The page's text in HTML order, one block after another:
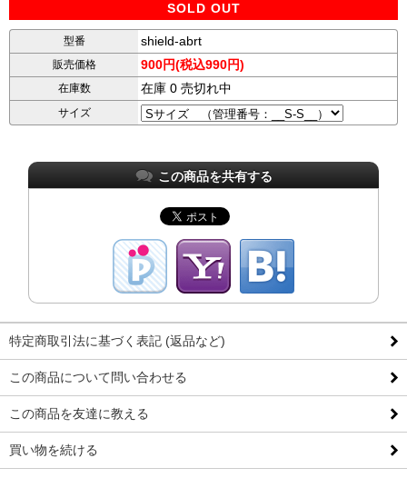
SOLD OUT
型番 shield-abrt
販売価格 900円(税込990円)
在庫数 在庫 0 売切れ中
サイズ
この商品を共有する
特定商取引法に基づく表記 (返品など)
この商品について問い合わせる
この商品を友達に教える
買い物を続ける